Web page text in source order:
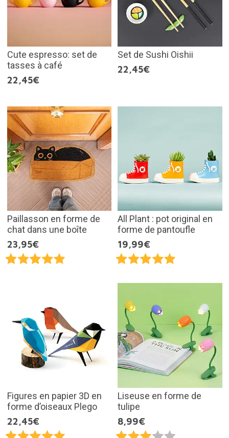
Cute espresso: set de
tasses à café
22,45€
Set de Sushi Oishii
22,45€
Paillasson en forme de
chat dans une boîte
23,95€
All Plant : pot original en
forme de pantoufle
19,99€
Figures en papier 3D en
forme d’oiseaux Plego
22,45€
Liseuse en forme de
tulipe
8,99€